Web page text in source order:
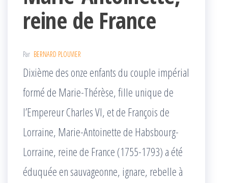
reine de France
Par BERNARD PLOUVIER
Dixième des onze enfants du couple impérial
formé de Marie-Thérèse, fille unique de
l’Empereur Charles VI, et de François de
Lorraine, Marie-Antoinette de Habsbourg-
Lorraine, reine de France (1755-1793) a été
éduquée en sauvageonne, ignare, rebelle à